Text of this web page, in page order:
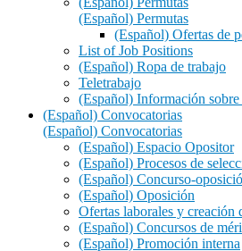
(Español) Permutas
(Español) Ofertas de
List of Job Positions
(Español) Ropa de trabajo
Teletrabajo
(Español) Información
(Español) Convocatorias
(Español) Convocatorias
(Español) Espacio Opositor
(Español) Procesos de
(Español) Concurso-
(Español) Oposición
Ofertas laborales y creación
(Español) Concursos de
(Español) Promoción interna